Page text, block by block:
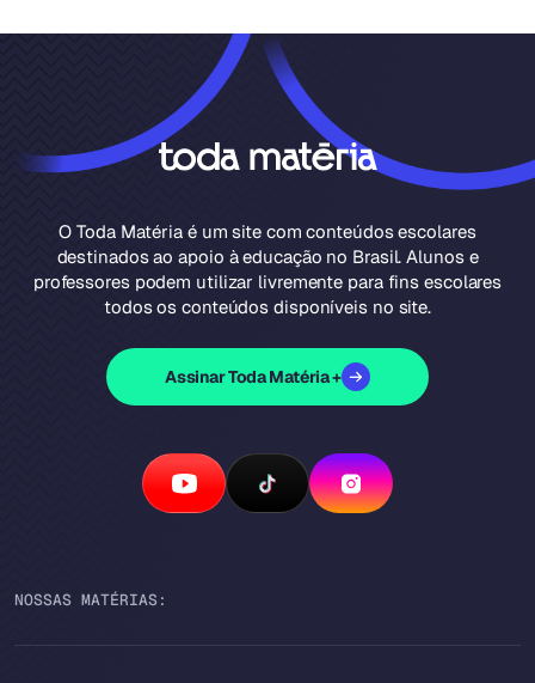
O Toda Matéria é um site com conteúdos escolares
destinados ao apoio à educação no Brasil. Alunos e
professores podem utilizar livremente para fins escolares
todos os conteúdos disponíveis no site.
Assinar Toda Matéria +
NOSSAS MATÉRIAS: